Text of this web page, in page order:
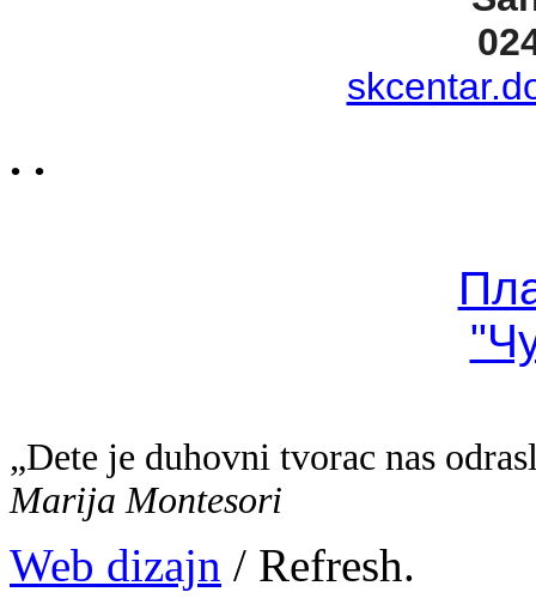
. .
„Dete je duhovni tvorac nas
Marija Montesori
Web dizajn / Refresh.